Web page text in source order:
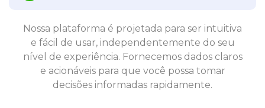
Nossa plataforma é projetada para ser intuitiva
e fácil de usar, independentemente do seu
nível de experiência. Fornecemos dados claros
e acionáveis para que você possa tomar
decisões informadas rapidamente.